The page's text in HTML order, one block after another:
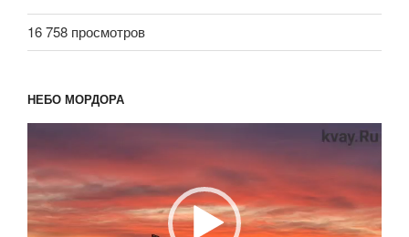
16 758 просмотров
НЕБО МОРДОРА